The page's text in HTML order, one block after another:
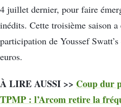
4 juillet dernier, pour faire
inédits. Cette troisième saison a
participation de Youssef
euros.
À LIRE AUSSI >> Coup dur
TPMP : l’Arcom retire la